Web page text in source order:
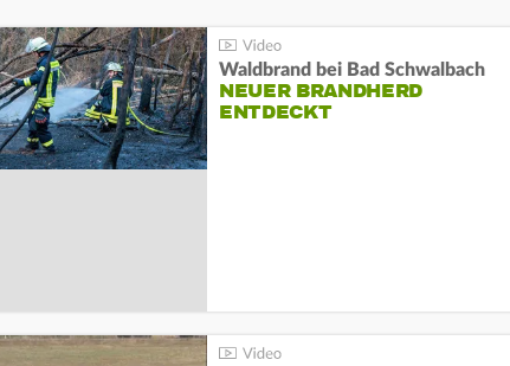
Waldbrand bei Bad Schwalbach
NEUER BRANDHERD
ENTDECKT